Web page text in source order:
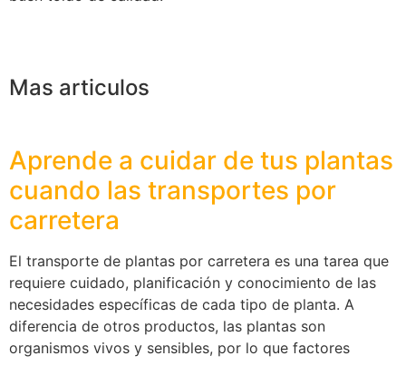
Mas articulos
Aprende a cuidar de tus plantas
cuando las transportes por
carretera
El transporte de plantas por carretera es una tarea que
requiere cuidado, planificación y conocimiento de las
necesidades específicas de cada tipo de planta. A
diferencia de otros productos, las plantas son
organismos vivos y sensibles, por lo que factores